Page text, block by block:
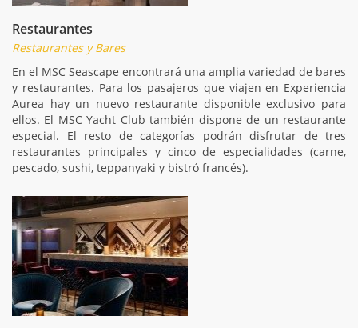
Restaurantes
Restaurantes y Bares
En el MSC Seascape encontrará una amplia variedad de bares
y restaurantes. Para los pasajeros que viajen en Experiencia
Aurea hay un nuevo restaurante disponible exclusivo para
ellos. El MSC Yacht Club también dispone de un restaurante
especial. El resto de categorías podrán disfrutar de tres
restaurantes principales y cinco de especialidades (carne,
pescado, sushi, teppanyaki y bistró francés).